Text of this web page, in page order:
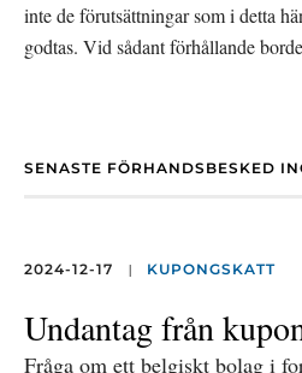
inte de förutsättningar som i detta
godtas. Vid sådant förhållande
SENASTE FÖRHANDSBESKED
2024-12-17 | KUPONGSKATT
Undantag från
Fråga om ett belgiskt bolag i